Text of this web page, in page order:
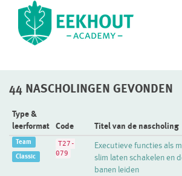
44 NASCHOLINGEN GEVONDEN
Type &
leerformat
Code Titel van de nascholing
Team
Classic
T27-
079
Executieve functies als
slim laten schakelen en
banen leiden